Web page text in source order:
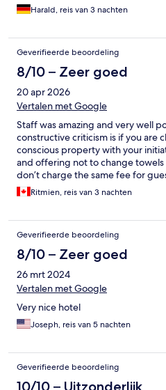
Harald, reis van 3 nachten
Geverifieerde beoordeling
8/10 – Zeer goed
20 apr 2026
Vertalen met Google
Staff was amazing and very well
constructive criticism is if you are
conscious property with your
and offering not to change towels
don’t charge the same fee for
initiatives versus the guests that
the game before touting green
Ritmien, reis van 3 nachten
Geverifieerde beoordeling
8/10 – Zeer goed
26 mrt 2024
Vertalen met Google
Very nice hotel
Joseph, reis van 5 nachten
Geverifieerde beoordeling